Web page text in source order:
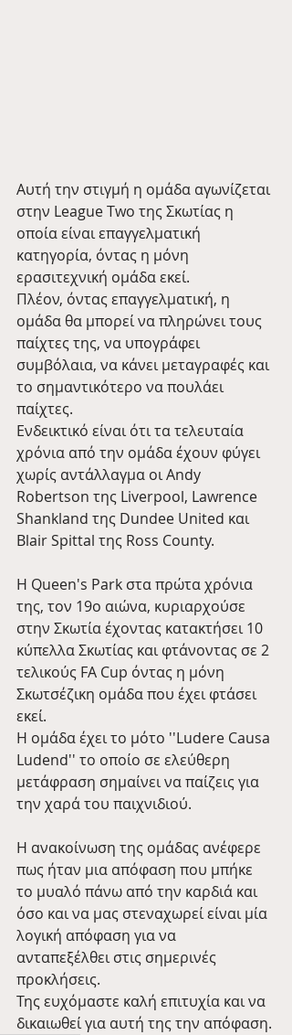
Αυτή την στιγμή η ομάδα αγωνίζεται
στην League Two της Σκωτίας η
οποία είναι επαγγελματική
κατηγορία, όντας η μόνη
ερασιτεχνική ομάδα εκεί.
Πλέον, όντας επαγγελματική, η
ομάδα θα μπορεί να πληρώνει τους
παίχτες της, να υπογράφει
συμβόλαια, να κάνει μεταγραφές και
το σημαντικότερο να πουλάει
παίχτες.
Ενδεικτικό είναι ότι τα τελευταία
χρόνια από την ομάδα έχουν φύγει
χωρίς αντάλλαγμα οι Andy
Robertson της Liverpool, Lawrence
Shankland της Dundee United και
Blair Spittal της Ross County.
H Queen's Park στα πρώτα χρόνια
της, τον 19ο αιώνα, κυριαρχούσε
στην Σκωτία έχοντας κατακτήσει 10
κύπελλα Σκωτίας και φτάνοντας σε 2
τελικούς FA Cup όντας η μόνη
Σκωτσέζικη ομάδα που έχει φτάσει
εκεί.
Η ομάδα έχει το μότο ''Ludere Causa
Ludend'' το οποίο σε ελεύθερη
μετάφραση σημαίνει να παίζεις για
την χαρά του παιχνιδιού.
Η ανακοίνωση της ομάδας ανέφερε
πως ήταν μια απόφαση που μπήκε
το μυαλό πάνω από την καρδιά και
όσο και να μας στεναχωρεί είναι μία
λογική απόφαση για να
ανταπεξέλθει στις σημερινές
προκλήσεις.
Της ευχόμαστε καλή επιτυχία και να
δικαιωθεί για αυτή της την απόφαση.